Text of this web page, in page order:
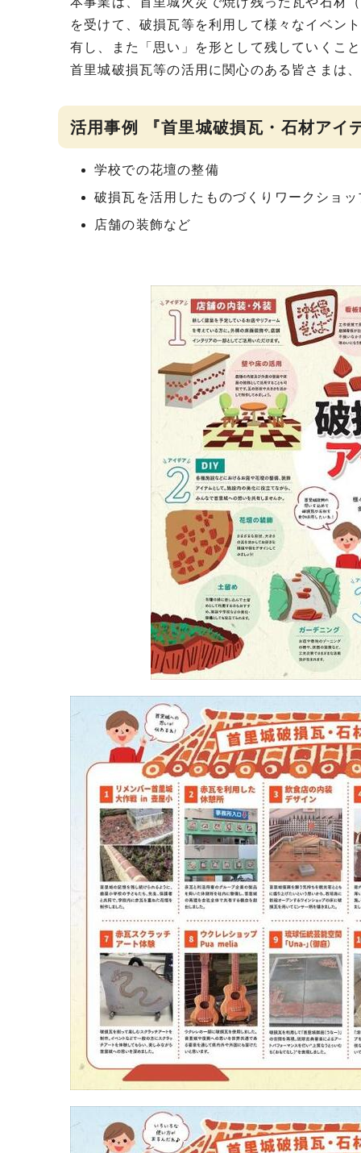
を受けて、破損瓦等を利用して様々なイベン
有し、また「思い」を形として残していくこ
首里城破損瓦等の活用に関心のある皆さまは
活用事例 『首里城破損瓦・石材アイ
学校での花壇の整備
破損瓦を活用したものづくりワークショッ
店舗の装飾など